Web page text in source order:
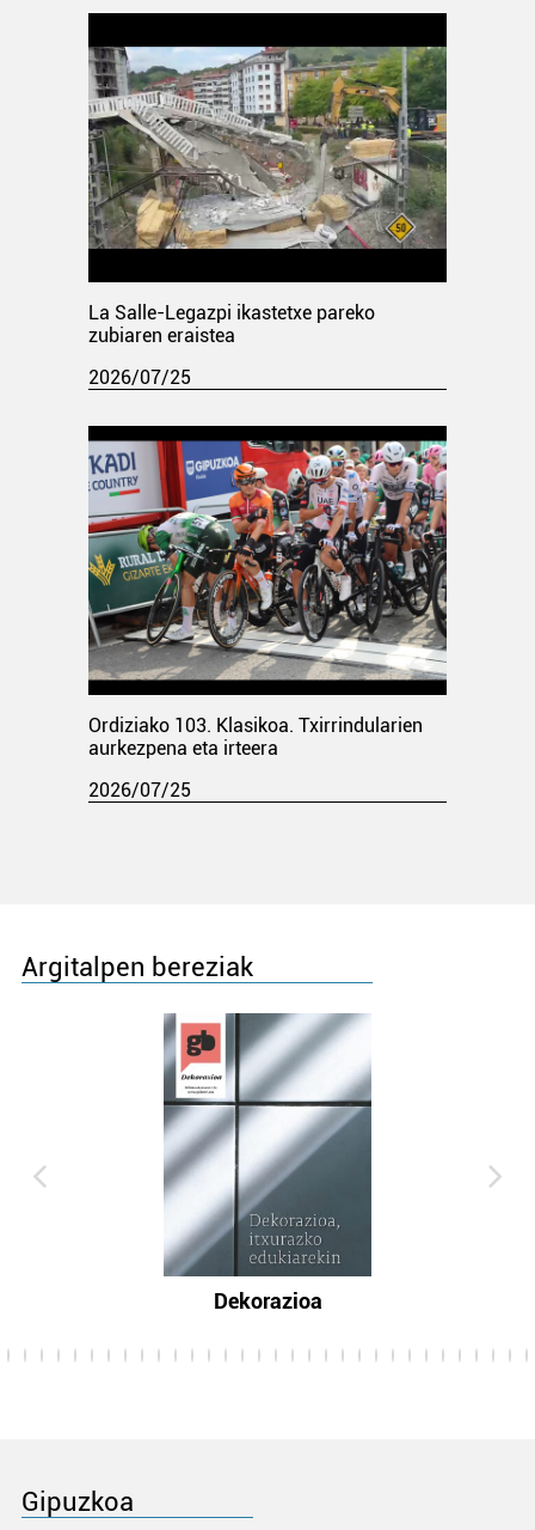
La Salle-Legazpi ikastetxe pareko
zubiaren eraistea
2026/07/25
Ordiziako 103. Klasikoa. Txirrindularien
aurkezpena eta irteera
2026/07/25
Argitalpen bereziak
Dekorazioa
Gipuzkoa